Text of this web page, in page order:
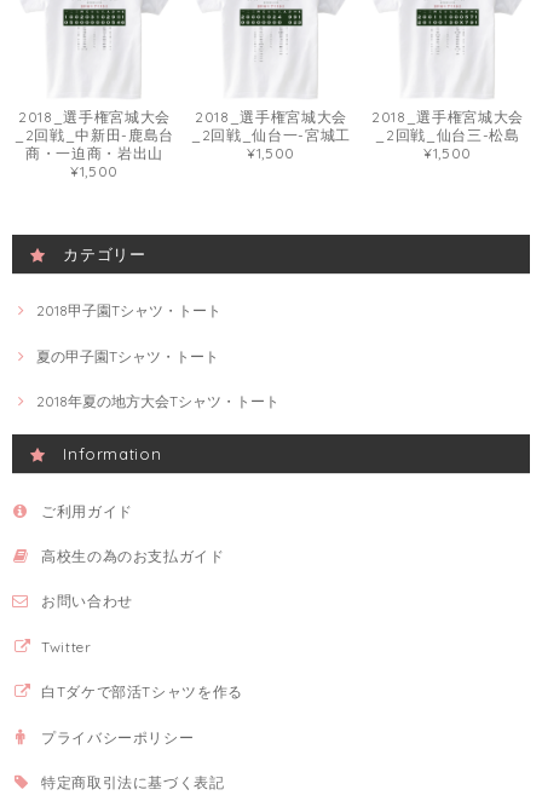
2018_選手権宮城大会
_2回戦_中新田-鹿島台
商・一迫商・岩出山
¥1,500
2018_選手権宮城大会
_2回戦_仙台一-宮城工
¥1,500
2018_選手権宮城大会
_2回戦_仙台三-松島
¥1,500
カテゴリー
2018甲子園Tシャツ・トート
夏の甲子園Tシャツ・トート
2018年夏の地方大会Tシャツ・トート
Information
ご利用ガイド
高校生の為のお支払ガイド
お問い合わせ
Twitter
白Tダケで部活Tシャツを作る
プライバシーポリシー
特定商取引法に基づく表記